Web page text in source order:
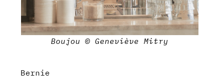
Boujou © Geneviève Mitry
Bernie